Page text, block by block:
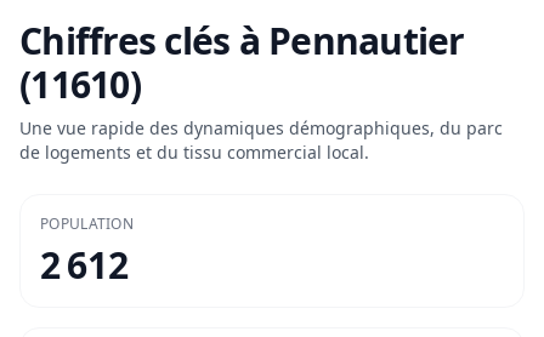
Chiffres clés à Pennautier
(11610)
Une vue rapide des dynamiques démographiques, du parc
de logements et du tissu commercial local.
POPULATION
2 612